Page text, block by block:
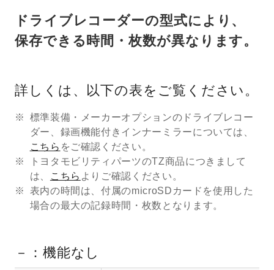
ドライブレコーダーの型式により、
保存できる時間・枚数が異なります。
詳しくは、以下の表をご覧ください。
標準装備・メーカーオプションのドライブレコー
ダー、録画機能付きインナーミラーについては、
こちら をご確認ください。
トヨタモビリティパーツのTZ商品につきまして
は、
こちら よりご確認ください。
表内の時間は、付属のmicroSDカードを使用した
場合の最大の記録時間・枚数となります。
－：機能なし